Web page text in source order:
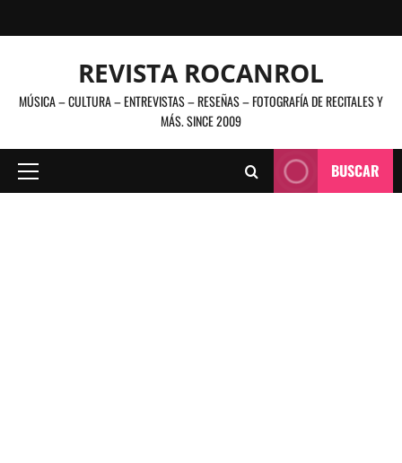
al
REVISTA ROCANROL
MÚSICA – CULTURA – ENTREVISTAS – RESEÑAS – FOTOGRAFÍA DE RECITALES Y
MÁS. SINCE 2009
Menú
BUSCAR